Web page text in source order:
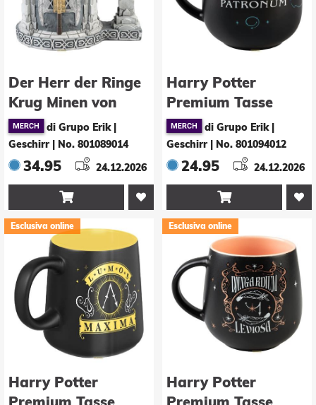
Der Herr der Ringe
Krug Minen von
Moria 600 ml
di Grupo Erik |
Geschirr
No. 801089014
34.95 24.12.2026

Harry Potter
Premium Tasse
Expecto Patronum
430 ml
di Grupo Erik |
Geschirr
No. 801094012
24.95 24.12.2026

Esclusiva online
Harry Potter
Esclusiva online
Harry Potter